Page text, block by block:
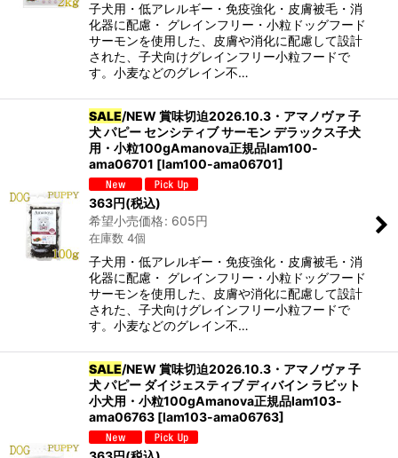
子犬用・低アレルギー・免疫強化・皮膚被毛・消
化器に配慮・ グレインフリー・小粒ドッグフード
サーモンを使用した、皮膚や消化に配慮して設計
された、子犬向けグレインフリー小粒フードで
す。小麦などのグレイン不…
SALE/NEW 賞味切迫2026.10.3・アマノヴァ 子
犬 パピー センシティブ サーモン デラックス子犬
用・小粒100gAmanova正規品lam100-
ama06701 [lam100-ama06701]
363円(税込)
希望小売価格: 605円
在庫数 4個
子犬用・低アレルギー・免疫強化・皮膚被毛・消
化器に配慮・ グレインフリー・小粒ドッグフード
サーモンを使用した、皮膚や消化に配慮して設計
された、子犬向けグレインフリー小粒フードで
す。小麦などのグレイン不…
SALE/NEW 賞味切迫2026.10.3・アマノヴァ 子
犬 パピー ダイジェスティブ ディバイン ラビット
小犬用・小粒100gAmanova正規品lam103-
ama06763 [lam103-ama06763]